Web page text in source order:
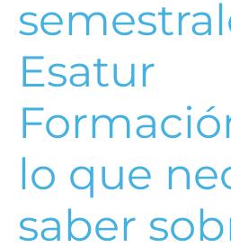
Esatur
lo que
saber